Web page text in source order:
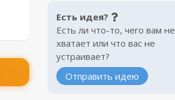
Есть идея?
Есть ли что-то, чего вам не
хватает или что вас не
устраивает?
Отправить идею